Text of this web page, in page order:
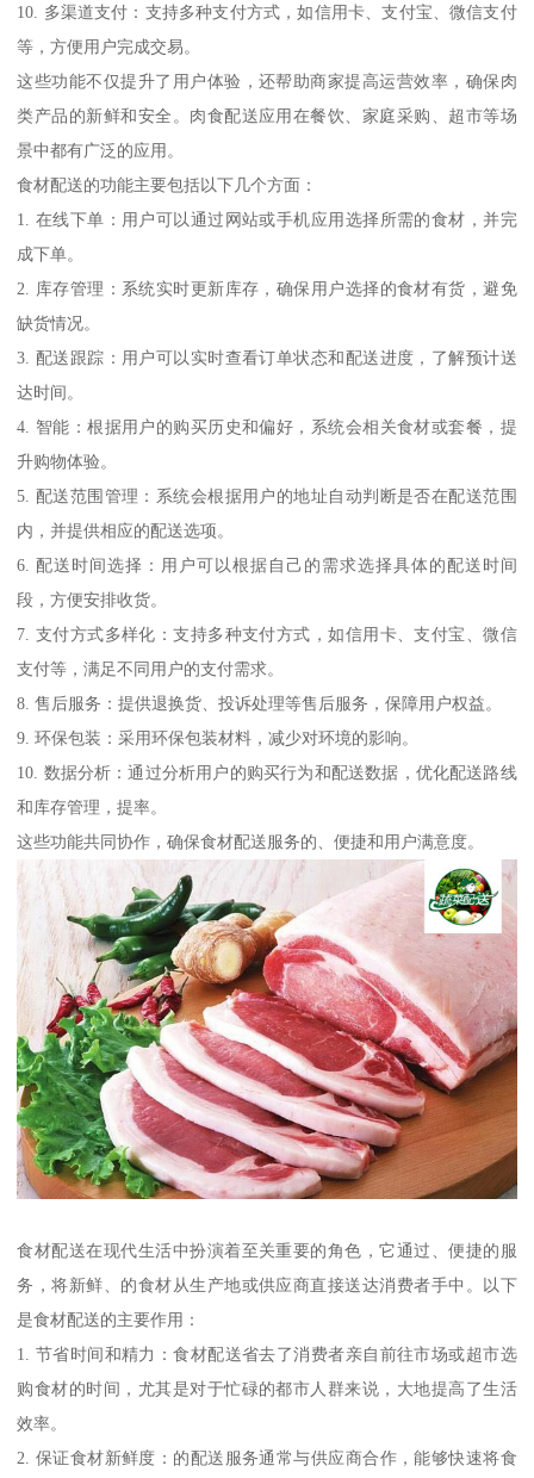
10. 多渠道支付：支持多种支付方式，如信用卡、支付宝、微信支付
等，方便用户完成交易。
这些功能不仅提升了用户体验，还帮助商家提高运营效率，确保肉
类产品的新鲜和安全。肉食配送应用在餐饮、家庭采购、超市等场
景中都有广泛的应用。
食材配送的功能主要包括以下几个方面：
1. 在线下单：用户可以通过网站或手机应用选择所需的食材，并完
成下单。
2. 库存管理：系统实时更新库存，确保用户选择的食材有货，避免
缺货情况。
3. 配送跟踪：用户可以实时查看订单状态和配送进度，了解预计送
达时间。
4. 智能：根据用户的购买历史和偏好，系统会相关食材或套餐，提
升购物体验。
5. 配送范围管理：系统会根据用户的地址自动判断是否在配送范围
内，并提供相应的配送选项。
6. 配送时间选择：用户可以根据自己的需求选择具体的配送时间
段，方便安排收货。
7. 支付方式多样化：支持多种支付方式，如信用卡、支付宝、微信
支付等，满足不同用户的支付需求。
8. 售后服务：提供退换货、投诉处理等售后服务，保障用户权益。
9. 环保包装：采用环保包装材料，减少对环境的影响。
10. 数据分析：通过分析用户的购买行为和配送数据，优化配送路线
和库存管理，提率。
这些功能共同协作，确保食材配送服务的、便捷和用户满意度。
食材配送在现代生活中扮演着至关重要的角色，它通过、便捷的服
务，将新鲜、的食材从生产地或供应商直接送达消费者手中。以下
是食材配送的主要作用：
1. 节省时间和精力：食材配送省去了消费者亲自前往市场或超市选
购食材的时间，尤其是对于忙碌的都市人群来说，大地提高了生活
效率。
2. 保证食材新鲜度：的配送服务通常与供应商合作，能够快速将食